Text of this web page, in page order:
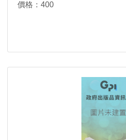
價格：400